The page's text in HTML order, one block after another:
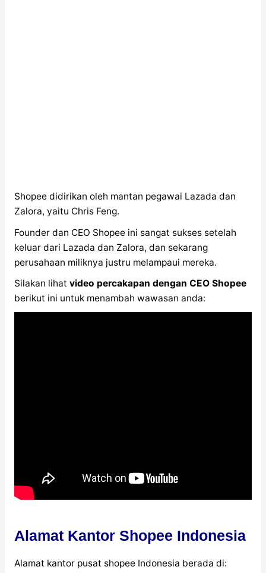
Shopee didirikan oleh mantan pegawai Lazada dan
Zalora, yaitu Chris Feng.
Founder dan CEO Shopee ini sangat sukses setelah
keluar dari Lazada dan Zalora, dan sekarang
perusahaan miliknya justru melampaui mereka.
Silakan lihat video percakapan dengan CEO Shopee
berikut ini untuk menambah wawasan anda:
Alamat Kantor Shopee Indonesia
Alamat kantor pusat shopee Indonesia berada di: